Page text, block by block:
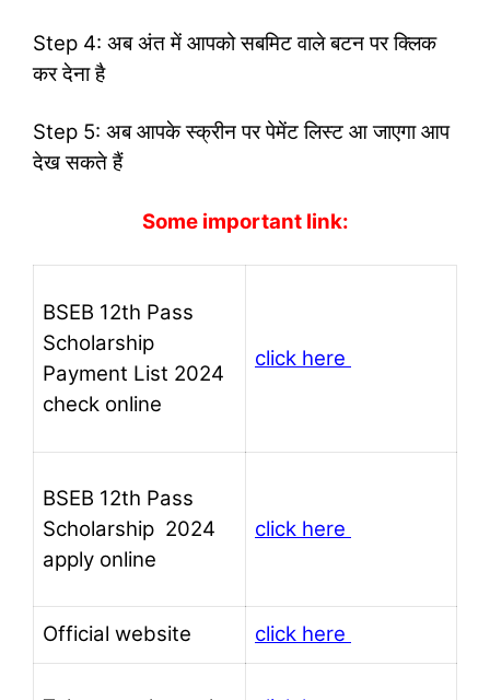
Step 4: अब अंत में आपको सबमिट वाले बटन पर क्लिक
कर देना है
Step 5: अब आपके स्क्रीन पर पेमेंट लिस्ट आ जाएगा आप
देख सकते हैं
Some important link:
BSEB 12th Pass
Scholarship
Payment List 2024
check online
click here
BSEB 12th Pass
Scholarship 2024
apply online
click here
Official website click here